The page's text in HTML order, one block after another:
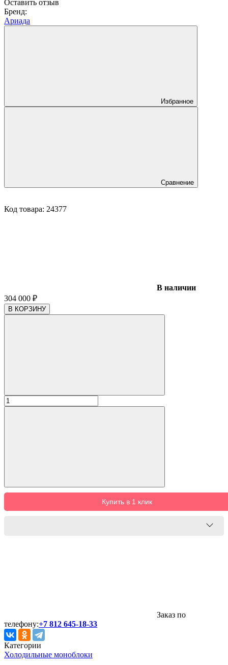
Оставить отзыв
Бренд:
Ариада
Избранное
Сравнение
Код товара: 24377
В наличии
304 000 ₽
В КОРЗИНУ
Купить в 1 клик
Заказ по
телефону:+7 812 645-18-33
Категории
Холодильные моноблоки